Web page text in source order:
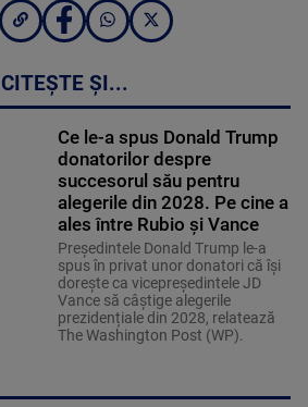
CITEȘTE ȘI...
Ce le-a spus Donald Trump
donatorilor despre
succesorul său pentru
alegerile din 2028. Pe cine a
ales între Rubio și Vance
Președintele Donald Trump le-a
spus în privat unor donatori că își
dorește ca vicepreședintele JD
Vance să câștige alegerile
prezidențiale din 2028, relatează
The Washington Post (WP).